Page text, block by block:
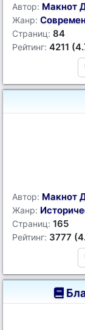
Автор: Макнот
Жанр:
Страниц: 84
Рейтинг: 4211
Автор: Макнот
Жанр:
Страниц: 165
Рейтинг: 3777